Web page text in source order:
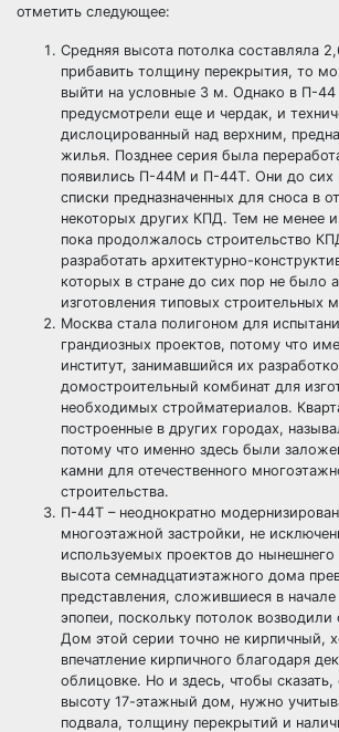
отметить следующее:
Средняя высота потолка составляла
прибавить толщину перекрытия, то
выйти на условные 3 м. Однако в П-
предусмотрели еще и чердак, и
дислоцированный над верхним,
жилья. Позднее серия была
появились П-44М и П-44Т. Они до сих
списки предназначенных для сноса в
некоторых других КПД. Тем не менее
пока продолжалось строительство
разработать архитектурно-
которых в стране до сих пор не было
изготовления типовых строительных
Москва стала полигоном для
грандиозных проектов, потому что
институт, занимавшийся их
домостроительный комбинат для
необходимых стройматериалов.
построенные в других городах,
потому что именно здесь были
камни для отечественного
строительства.
П-44Т – неоднократно
многоэтажной застройки, не
используемых проектов до
высота семнадцатиэтажного дома
представления, сложившиеся в начале
эпопеи, поскольку потолок
Дом этой серии точно не кирпичный,
впечатление кирпичного благодаря
облицовке. Но и здесь, чтобы
высоту 17-этажный дом, нужно
подвала, толщину перекрытий и